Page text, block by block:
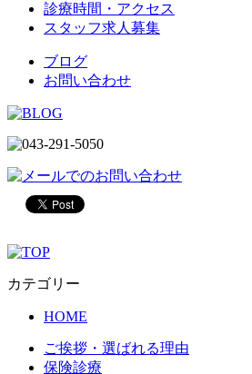
診療時間・アクセス
スタッフ求人募集
ブログ
お問い合わせ
カテゴリー
HOME
ご挨拶・選ばれる理由
保険診療